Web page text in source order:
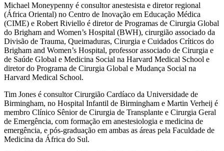
Michael Moneypenny é consultor anestesista e diretor regional
(África Oriental) no Centro de Inovação em Educação Médica
(CIME) e Robert Riviello é diretor de Programas de Cirurgia Global
do Brigham and Women’s Hospital (BWH), cirurgião associado da
Divisão de Trauma, Queimaduras, Cirurgia e Cuidados Críticos do
Brigham and Women’s Hospital, professor associado de Cirurgia e
de Saúde Global e Medicina Social na Harvard Medical School e
diretor do Programa de Cirurgia Global e Mudança Social na
Harvard Medical School.
Tim Jones é consultor Cirurgião Cardíaco da Universidade de
Birmingham, no Hospital Infantil de Birmingham e Martin Verheij é
membro Clínico Sênior de Cirurgia de Transplante e Cirurgia Geral
de Emergência, com formação em anestesiologia e medicina de
emergência, e pós-graduação em ambas as áreas pela Faculdade de
Medicina da África do Sul.